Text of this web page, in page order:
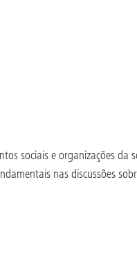
sociais e organizações da
nas discussões